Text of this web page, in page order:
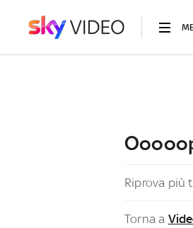
Riprova più
Torna a